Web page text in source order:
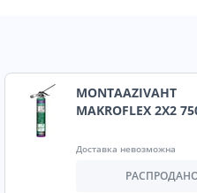
MONTAAZIVAHT
MAKROFLEX 2X2
Доставка невозможна